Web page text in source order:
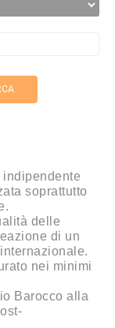
indipendente
soprattutto
delle
di un
nei minimi
Barocco alla